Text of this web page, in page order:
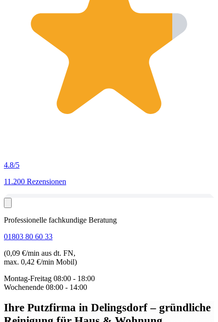
4.8/5
11.200 Rezensionen
Professionelle fachkundige Beratung
01803 80 60 33
(0,09 €/min aus dt. FN,
max. 0,42 €/min Mobil)
Montag-Freitag 08:00 - 18:00
Wochenende 08:00 - 14:00
Ihre Putzfirma in Delingsdorf– gründliche